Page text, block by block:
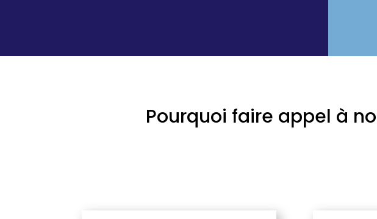
Pourquoi faire appel à